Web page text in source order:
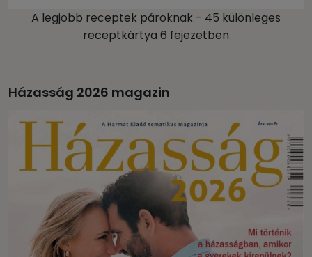
A legjobb receptek pároknak - 45 különleges
receptkártya 6 fejezetben
Házasság 2026 magazin